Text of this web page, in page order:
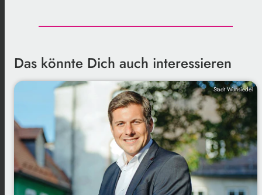
Das könnte Dich auch interessieren
Stadt Wunsiedel